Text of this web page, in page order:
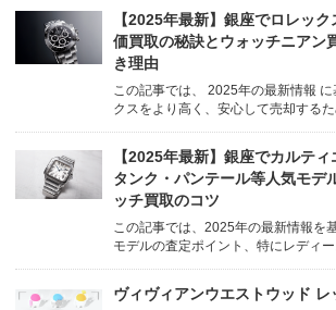
ォッチニアン買取専門店の知見を交え
=== 共通CSS (色設定調整) === */ b...
【2025年最新】銀座でロレッ
価買取の秘訣とウォッチニアン
き理由
この記事では、 2025年の最新情報
クスをより高く、安心して売却する
通CSS (色
【2025年最新】銀座でカルティ
タンク・パンテール等人気モデ
ッチ買取のコツ
この記事では、2025年の最新情報を
モデルの査定ポイント、特にレディ
銀座8丁目店が詳しく解説します。 /* === 共通CSS (色設定調
整) === */ body { ...
ヴィヴィアンウエストウッド レ